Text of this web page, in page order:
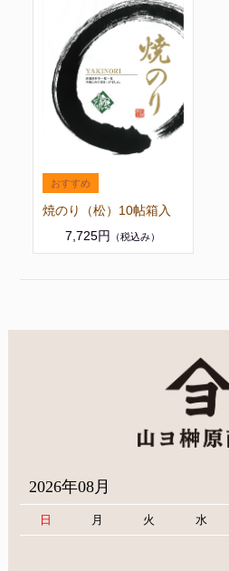
焼のり（松）10帖箱入
7,725円
（税込み）
2026年08月
日 月 火 水